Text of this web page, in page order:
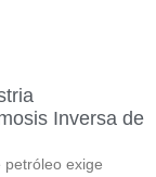
Inversa de
exige